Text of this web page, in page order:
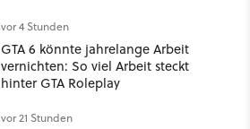
Mass Effect
vor 4 Stunden
GTA 6 könnte jahrelange Arbeit
vernichten: So viel Arbeit steckt
hinter GTA Roleplay
vor 21 Stunden